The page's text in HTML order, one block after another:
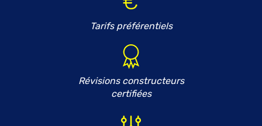
Tarifs préférentiels
Révisions constructeurs
certifiées